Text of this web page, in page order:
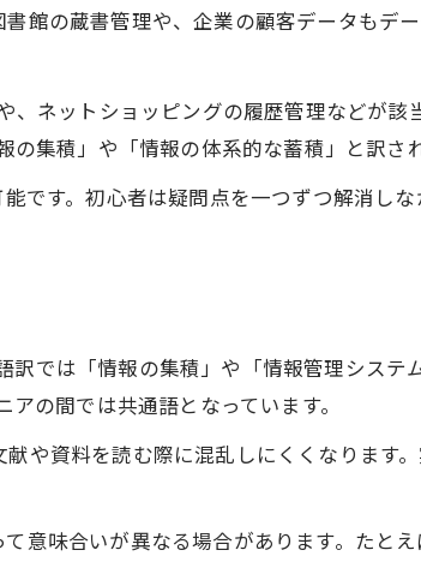
館の蔵書管理や、企業の顧客データもデー
ネットショッピングの履歴管理などが該当
集積」や「情報の体系的な蓄積」と訳され
です。初心者は疑問点を一つずつ解消し
訳では「情報の集積」や「情報管理シス
の間では共通語となっています。
や資料を読む際に混乱しにくくなります
意味合いが異なる場合があります。たと